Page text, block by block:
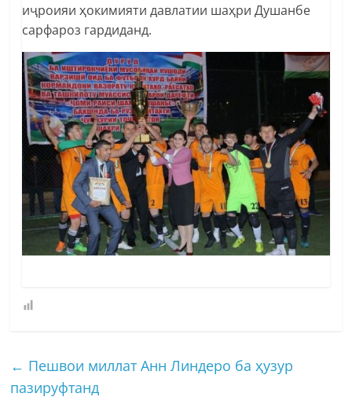
иҷроияи ҳокимияти давлатии шаҳри Душанбе
сарфароз гардиданд.
← Пешвои миллат Анн Линдеро ба ҳузур
пазируфтанд